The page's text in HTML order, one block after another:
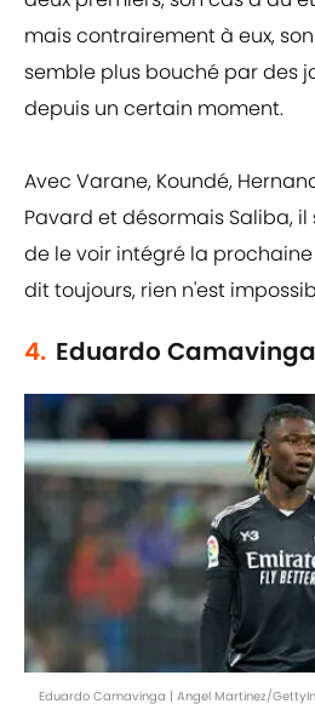
mais contrairement à eux,
semble plus bouché par des
depuis un certain moment.
Avec Varane, Koundé,
Pavard et désormais Saliba,
de le voir intégré la
dit toujours, rien n'est
4. Eduardo Camavinga
Eduardo Camavinga | Angel Martinez/